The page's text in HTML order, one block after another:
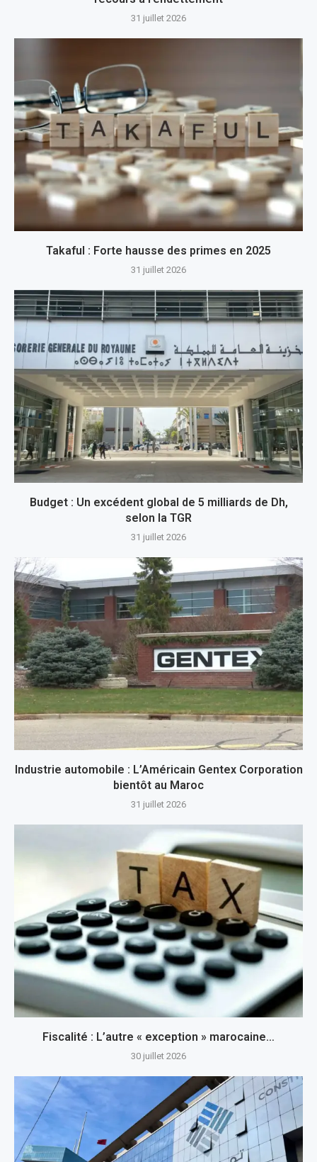
31 juillet 2026
Takaful : Forte hausse des primes en 2025
31 juillet 2026
Budget : Un excédent global de 5 milliards de Dh,
selon la TGR
31 juillet 2026
Industrie automobile : L’Américain Gentex Corporation
bientôt au Maroc
31 juillet 2026
Fiscalité : L’autre « exception » marocaine…
30 juillet 2026